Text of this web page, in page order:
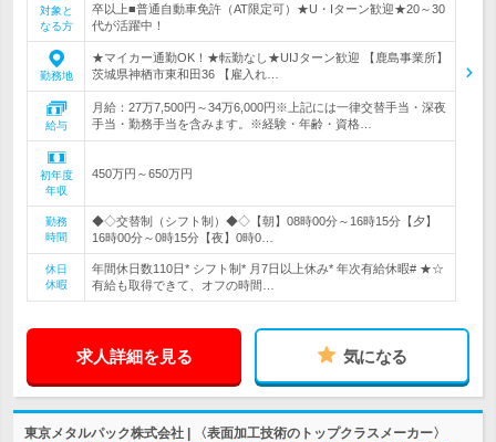
対象と
なる方
卒以上■普通自動車免許（AT限定可）★U・Iターン歓迎★20～30
代が活躍中！
勤務地
★マイカー通勤OK！★転勤なし★UIJターン歓迎 【鹿島事業所】
茨城県神栖市東和田36 【雇入れ…
給与
月給：27万7,500円～34万6,000円※上記には一律交替手当・深夜
手当・勤務手当を含みます。※経験・年齢・資格…
初年度
年収
450万円～650万円
勤務
時間
◆◇交替制（シフト制）◆◇【朝】08時00分～16時15分【夕】
16時00分～0時15分【夜】0時0…
休日
休暇
年間休日数110日* シフト制* 月7日以上休み* 年次有給休暇# ★☆
有給も取得できて、オフの時間…
求人詳細を見る 気になる
東京メタルパック株式会社 | 〈表面加工技術のトップクラスメーカー〉